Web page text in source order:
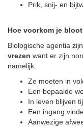
Prik, snij- en
Hoe voorkom je
Biologische agentia
vrezen want er zijn
namelijk:
Ze moeten in
Een bepaalde
In leven blijven
Een ingang
Aanwezige